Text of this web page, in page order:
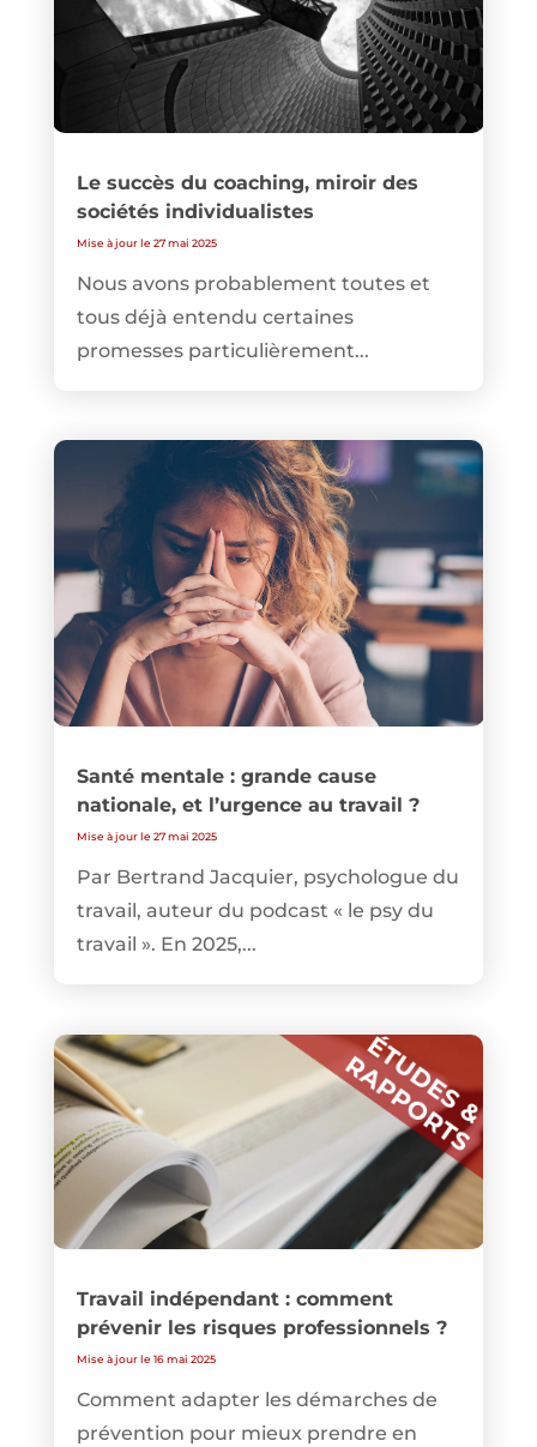
Le succès du coaching, miroir des
sociétés individualistes
Mise à jour le 27 mai 2025
Nous avons probablement toutes et
tous déjà entendu certaines
promesses particulièrement...
Santé mentale : grande cause
nationale, et l’urgence au travail ?
Mise à jour le 27 mai 2025
Par Bertrand Jacquier, psychologue du
travail, auteur du podcast « le psy du
travail ». En 2025,...
Travail indépendant : comment
prévenir les risques professionnels ?
Mise à jour le 16 mai 2025
Comment adapter les démarches de
prévention pour mieux prendre en